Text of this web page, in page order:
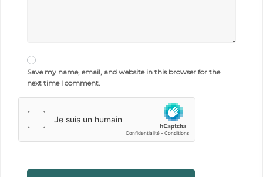
Save my name, email, and website in this browser for the
next time I comment.